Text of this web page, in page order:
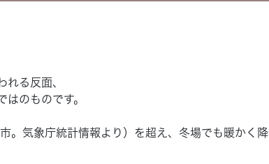
れる反面、
のものです。
。気象庁統計情報より）を超え、冬場でも暖かく降